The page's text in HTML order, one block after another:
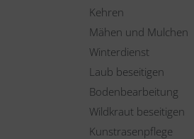
Kehren
Mähen und Mulchen
Winterdienst
Laub beseitigen
Bodenbearbeitung
Wildkraut beseitigen
Kunstrasenpflege